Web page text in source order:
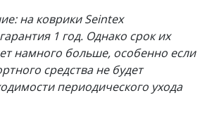
на коврики Seintex
1 год. Однако срок их
намного больше, особенно если
средства не будет
периодического ухода